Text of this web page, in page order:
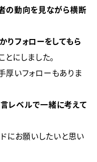
の動向を見ながら横断
りフォローをしてもら
とにしました。
いフォローもありま
レベルで一緒に考えて
にお願いしたいと思い